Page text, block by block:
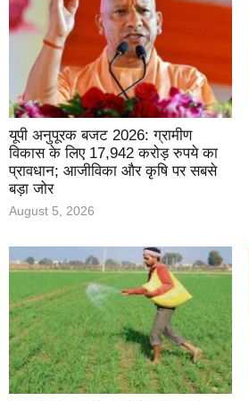
यूपी अनुपूरक बजट 2026: ग्रामीण
विकास के लिए 17,942 करोड़ रुपये का
प्रावधान; आजीविका और कृषि पर सबसे
बड़ा जोर
August 5, 2026